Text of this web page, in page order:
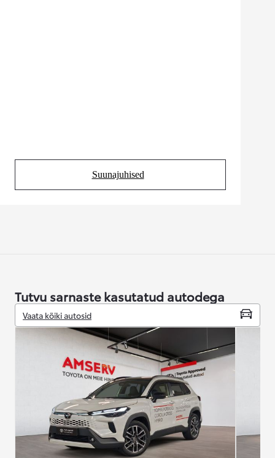
Suunajuhised
(Opens in new tab)
Tutvu sarnaste kasutatud autodega
Vaata kõiki autosid